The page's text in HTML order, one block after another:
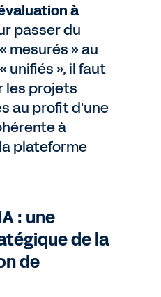
à
passer du
mesurés » au
unifiés », il faut
les projets
au profit d'une
à
plateforme
: une
de la
de